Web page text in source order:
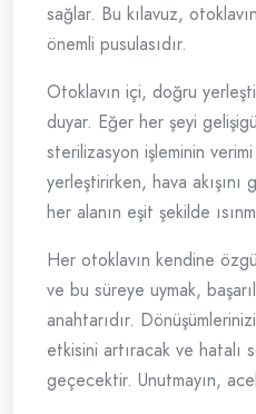
sağlar. Bu kılavuz,
önemli pusulasıdır.
Otoklavın içi, doğru
duyar. Eğer her şeyi
sterilizasyon işleminin
yerleştirirken, hava
her alanın eşit şekilde
Her otoklavın kendine
ve bu süreye uymak,
anahtarıdır.
etkisini artıracak ve hatalı
geçecektir. Unutmayın,